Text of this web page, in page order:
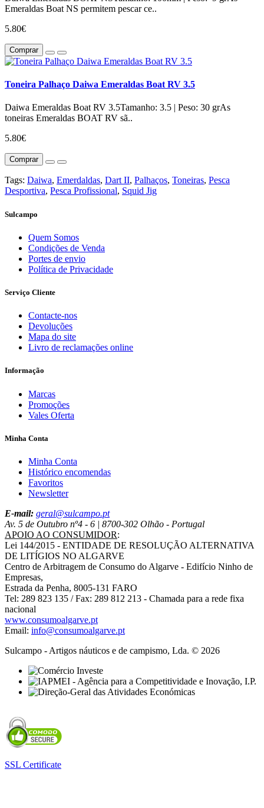
Emeraldas Boat NS permitem pescar ce..
5.80€
Comprar
Toneira Palhaço Daiwa Emeraldas Boat RV 3.5
Daiwa Emeraldas Boat RV 3.5Tamanho: 3.5 | Peso: 30 grAs
toneiras Emeraldas BOAT RV sã..
5.80€
Comprar
Tags: Daiwa, Emerdaldas, Dart II, Palhaços, Toneiras, Pesca
Desportiva, Pesca Profissional, Squid Jig
Sulcampo
Quem Somos
Condições de Venda
Portes de envio
Política de Privacidade
Serviço Cliente
Contacte-nos
Devoluções
Mapa do site
Livro de reclamações online
Informação
Marcas
Promoções
Vales Oferta
Minha Conta
Minha Conta
Histórico encomendas
Favoritos
Newsletter
E-mail: geral@sulcampo.pt
Av. 5 de Outubro nº4 - 6 | 8700-302 Olhão - Portugal
APOIO AO CONSUMIDOR:
Lei 144/2015 - ENTIDADE DE RESOLUÇÃO ALTERNATIVA
DE LITÍGIOS NO ALGARVE
Centro de Arbitragem de Consumo do Algarve - Edifício Ninho de
Empresas,
Estrada da Penha, 8005-131 FARO
Tel: 289 823 135 / Fax: 289 812 213 - Chamada para a rede fixa
nacional
www.consumoalgarve.pt
Email: info@consumoalgarve.pt
Sulcampo - Artigos náuticos e de campismo, Lda. © 2026
SSL Certificate